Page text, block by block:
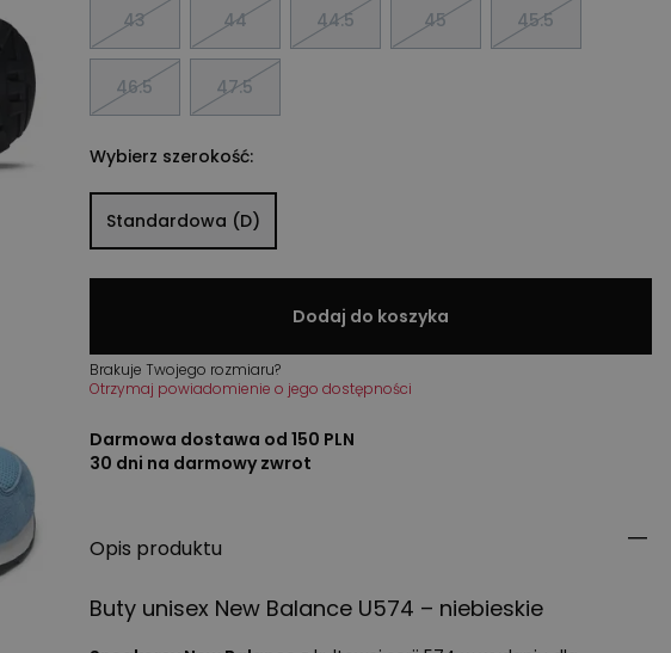
43 44 44.5 45 45.5
46.5 47.5
Wybierz szerokość:
Standardowa (D)
Dodaj do koszyka
Brakuje Twojego rozmiaru?
Otrzymaj powiadomienie o jego dostępności
Darmowa dostawa od 150 PLN
30 dni na darmowy zwrot
Opis produktu
Buty unisex New Balance U574 – niebieskie